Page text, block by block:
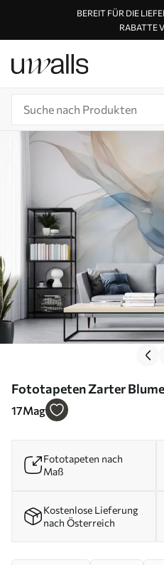
BEREIT FÜR DIE
RABATTE
Fototapeten Zarter
17Mag
Fototapeten nach
Maß
Kostenlose Lieferung
nach Österreich